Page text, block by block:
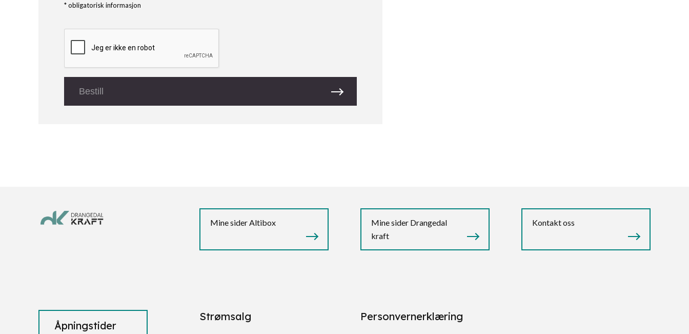
* obligatorisk informasjon
Bestill
Mine sider Altibox
Mine sider Drangedal
kraft
Kontakt oss
Åpningstider
Strømsalg Personvernerklæring